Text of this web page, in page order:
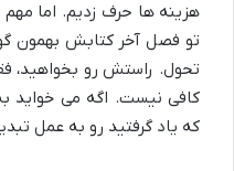
هزینه ها حرف زدیم. اما
تو فصل آخر کتابش بهمون
تحول. راستش رو بخواهید،
کافی نیست. اگه می خواید
که یاد گرفتید رو به عمل